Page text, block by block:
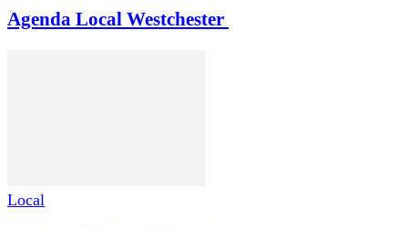
Agenda Local Westchester
Local